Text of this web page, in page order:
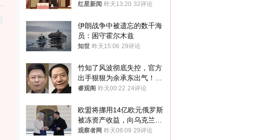
红星新闻 昨天13:20 32评论
伊朗战争中被遗忘的数千海
员：困守霍尔木兹
知世 昨天15:06 29评论
竹知了风波彻底失控，官方
出手狠狠为余承东出气！雷
军果然没说错
睿观阁 昨天00:22 24评论
欧盟将挪用14亿欧元俄罗斯
被冻资产收益，向乌克兰提
供援助
观察者网 昨天08:09 29评论